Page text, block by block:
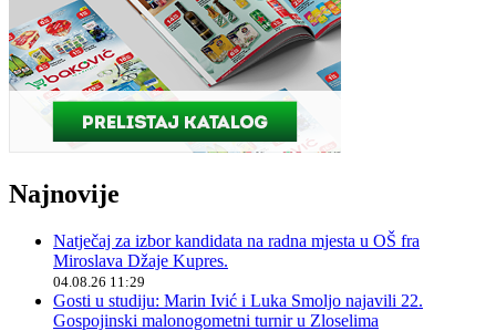
Najnovije
Natječaj za izbor kandidata na radna mjesta u OŠ fra
Miroslava Džaje Kupres.
04.08.26 11:29
Gosti u studiju: Marin Ivić i Luka Smoljo najavili 22.
Gospojinski malonogometni turnir u Zloselima